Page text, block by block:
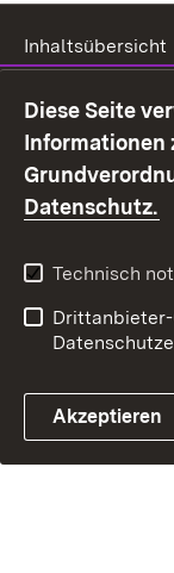
Inhaltsübersicht
Kontakt
Diese Seite
Informationen
Datenschutz.
Technisch
Akzeptieren